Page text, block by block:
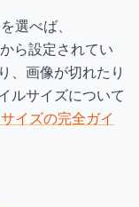
選べば、
ら設定されてい
、画像が切れたり
ルサイズについて
イズの完全ガイ